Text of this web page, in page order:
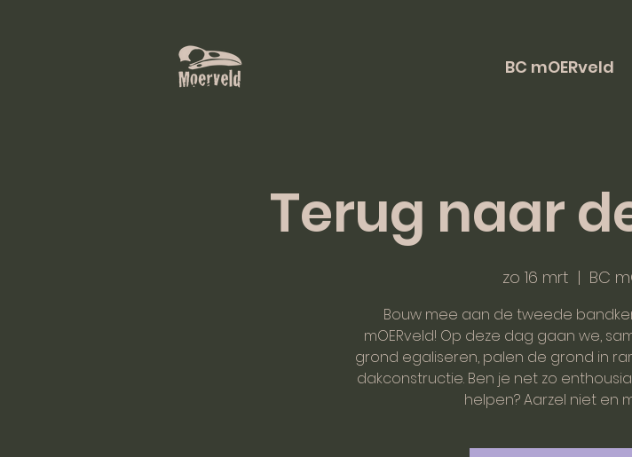
BC mOERveld
Terug naar
zo 16 mrt
  |
BC
Bouw mee aan de tweede
mOERveld! Op deze dag gaan we,
grond egaliseren, palen de grond in
dakconstructie. Ben je net zo
helpen? Aarzel niet en